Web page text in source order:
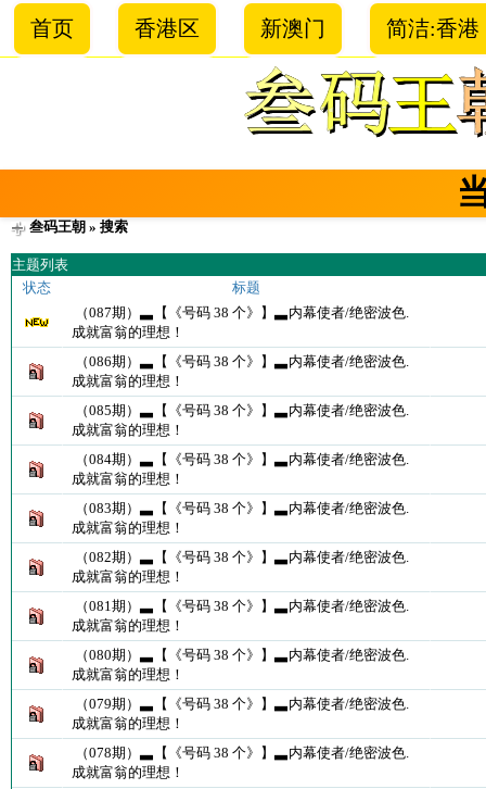
首页 香港区 新澳门 简洁:香港
叁码王朝 » 搜索
主题列表
状态
标题
（087期）▃【《号码 38 个》】▃内幕使者/绝密波色.
成就富翁的理想！
（086期）▃【《号码 38 个》】▃内幕使者/绝密波色.
成就富翁的理想！
（085期）▃【《号码 38 个》】▃内幕使者/绝密波色.
成就富翁的理想！
（084期）▃【《号码 38 个》】▃内幕使者/绝密波色.
成就富翁的理想！
（083期）▃【《号码 38 个》】▃内幕使者/绝密波色.
成就富翁的理想！
（082期）▃【《号码 38 个》】▃内幕使者/绝密波色.
成就富翁的理想！
（081期）▃【《号码 38 个》】▃内幕使者/绝密波色.
成就富翁的理想！
（080期）▃【《号码 38 个》】▃内幕使者/绝密波色.
成就富翁的理想！
（079期）▃【《号码 38 个》】▃内幕使者/绝密波色.
成就富翁的理想！
（078期）▃【《号码 38 个》】▃内幕使者/绝密波色.
成就富翁的理想！